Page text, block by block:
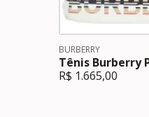
BURBERRY
Tênis Burberry
R$ 1.665,00